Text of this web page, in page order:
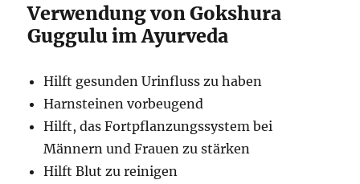
Verwendung von Gokshura
Guggulu im Ayurveda
Hilft gesunden Urinfluss zu haben
Harnsteinen vorbeugend
Hilft, das Fortpflanzungssystem bei
Männern und Frauen zu stärken
Hilft Blut zu reinigen